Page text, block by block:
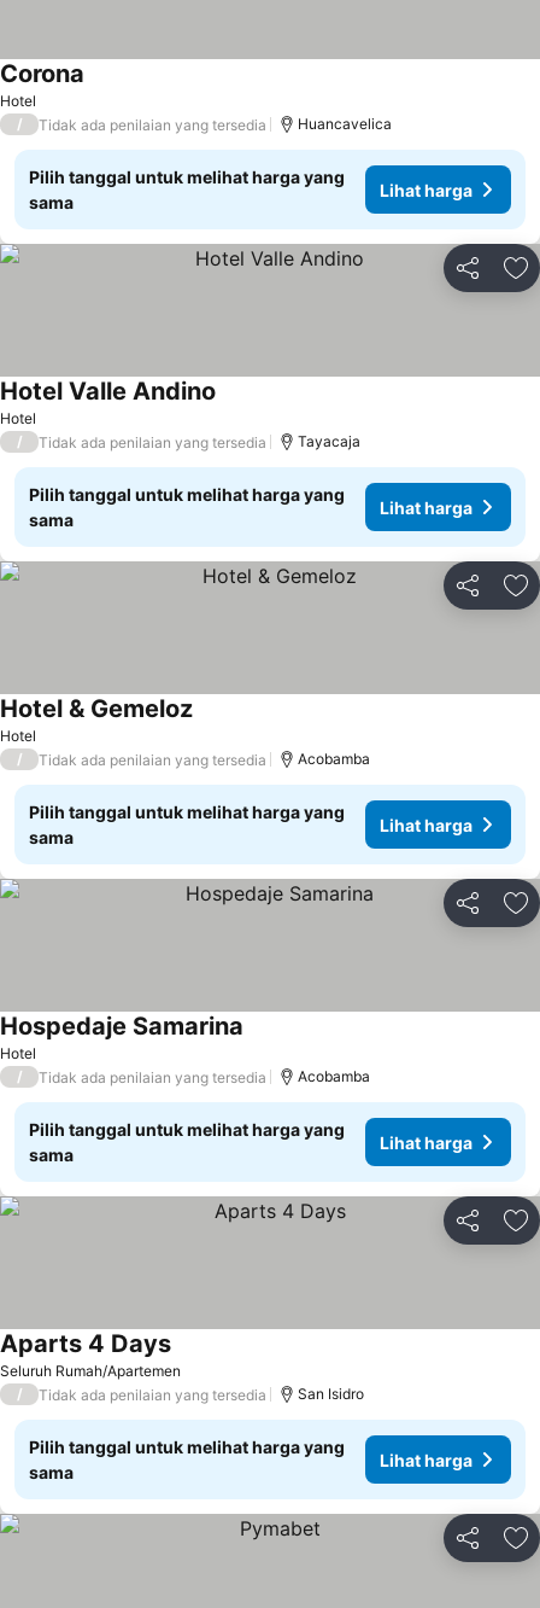
Hotel
Corona
/ Tidak ada penilaian yang tersedia Huancavelica
Pilih tanggal untuk melihat harga yang
sama
Lihat harga
Bagikan
Hotel
Hotel Valle Andino
/ Tidak ada penilaian yang tersedia Tayacaja
Pilih tanggal untuk melihat harga yang
sama
Lihat harga
Bagikan
Hotel
Hotel & GemelozLihat harga
/ Tidak ada penilaian yang tersedia Acobamba
Pilih tanggal untuk melihat harga yang
sama
Lihat harga
Bagikan
Hotel
Hospedaje Samarina
/ Tidak ada penilaian yang tersedia Acobamba
Pilih tanggal untuk melihat harga yang
sama
Lihat harga
Bagikan
Seluruh Rumah/Apartemen
Aparts 4 DaysLihat harga
/ Tidak ada penilaian yang tersedia San Isidro
Pilih tanggal untuk melihat harga yang
sama
Lihat harga
Bagikan